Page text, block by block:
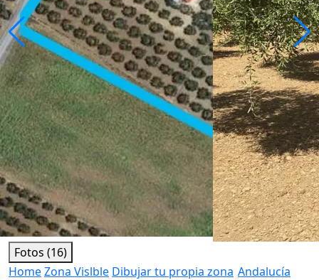
Fotos (16)
HomeZona Vislble Dibujar tu propia zona Andalucía